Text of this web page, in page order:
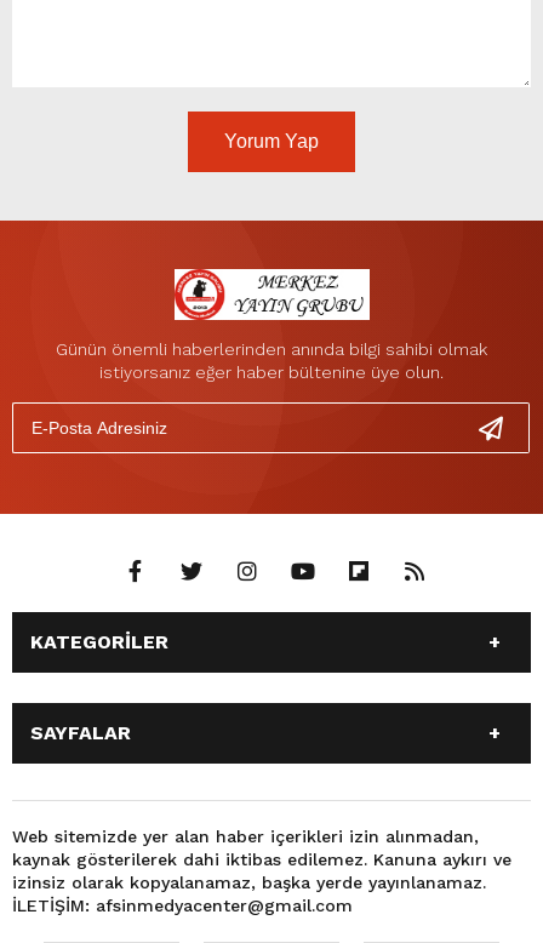
Yorum Yap
Günün önemli haberlerinden anında bilgi sahibi olmak
istiyorsanız eğer haber bültenine üye olun.
KATEGORİLER
ANASAYFA
GÜNDEM
SİYASET
SPOR
EKONOMİ
TEKNOLOJİ
3. SAYFA
BÜYÜKŞEHİR BELEDİYESİ
DÜNYA
FOTO GALERİ
KÜLTÜR SANAT
MAGAZİN
OTOMOBİL
SAYFALAR
SİYASET
EĞİTİM
SPOR
EKONOMİ
TEKNOLOJİ
3. SAYFA
Web sitemizde yer alan haber içerikleri izin alınmadan,
kaynak gösterilerek dahi iktibas edilemez. Kanuna aykırı ve
izinsiz olarak kopyalanamaz, başka yerde yayınlanamaz.
İLETİŞİM: afsinmedyacenter@gmail.com